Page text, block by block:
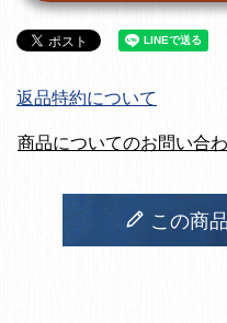
返品特約について
商品についてのお問い合
この商